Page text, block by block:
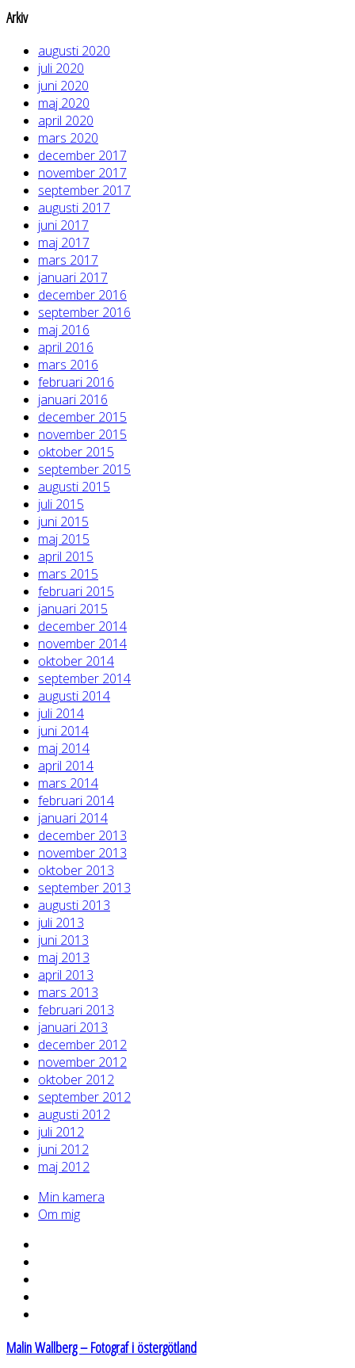
Arkiv
augusti 2020
juli 2020
juni 2020
maj 2020
april 2020
mars 2020
december 2017
november 2017
september 2017
augusti 2017
juni 2017
maj 2017
mars 2017
januari 2017
december 2016
september 2016
maj 2016
april 2016
mars 2016
februari 2016
januari 2016
december 2015
november 2015
oktober 2015
september 2015
augusti 2015
juli 2015
juni 2015
maj 2015
april 2015
mars 2015
februari 2015
januari 2015
december 2014
november 2014
oktober 2014
september 2014
augusti 2014
juli 2014
juni 2014
maj 2014
april 2014
mars 2014
februari 2014
januari 2014
december 2013
november 2013
oktober 2013
september 2013
augusti 2013
juli 2013
juni 2013
maj 2013
april 2013
mars 2013
februari 2013
januari 2013
december 2012
november 2012
oktober 2012
september 2012
augusti 2012
juli 2012
juni 2012
maj 2012
Min kamera
Om mig
Malin Wallberg – Fotograf i östergötland